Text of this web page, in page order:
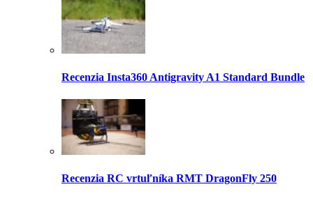
Recenzia Insta360 Antigravity A1 Standard Bundle
Recenzia RC vrtuľníka RMT DragonFly 250